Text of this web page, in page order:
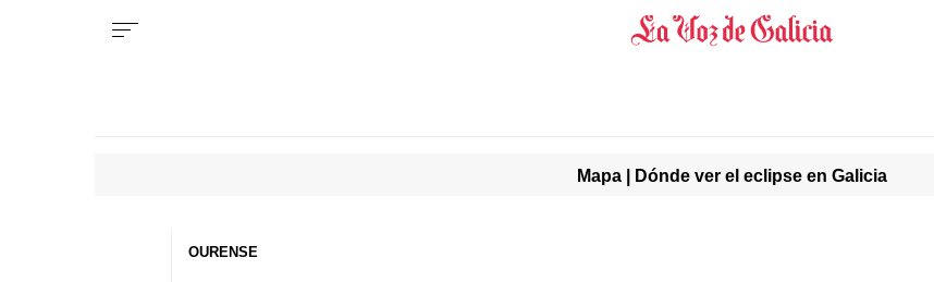
Mapa | Dónde ver el eclipse en Galicia
OURENSE